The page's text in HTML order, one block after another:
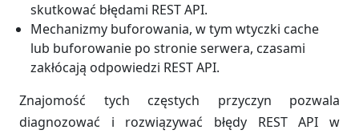
skutkować błędami REST API.
Mechanizmy buforowania, w tym wtyczki cache
lub buforowanie po stronie serwera, czasami
zakłócają odpowiedzi REST API.
Znajomość tych częstych przyczyn pozwala
diagnozować i rozwiązywać błędy REST API w